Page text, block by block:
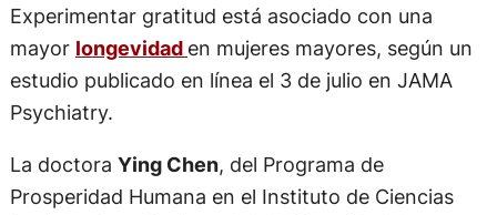
Experimentar gratitud está asociado con una
mayor longevidad en mujeres mayores, según un
estudio publicado en línea el 3 de julio en JAMA
Psychiatry.
La doctora Ying Chen, del Programa de
Prosperidad Humana en el Instituto de Ciencias